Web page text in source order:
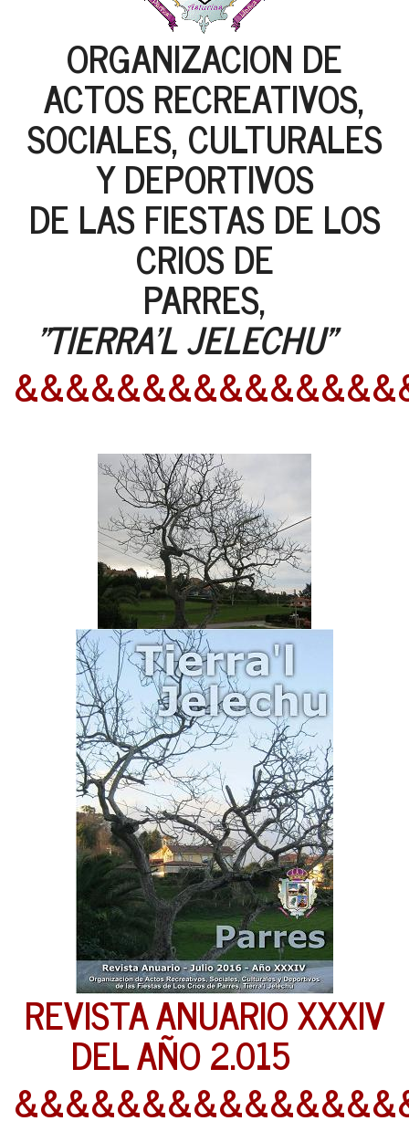
ORGANIZACION DE
ACTOS RECREATIVOS,
SOCIALES, CULTURALES
Y DEPORTIVOS
DE LAS FIESTAS DE LOS
CRIOS DE
PARRES,
"TIERRA'L JELECHU"
REVISTA ANUARIO XXXIV
DEL AÑO 2.015